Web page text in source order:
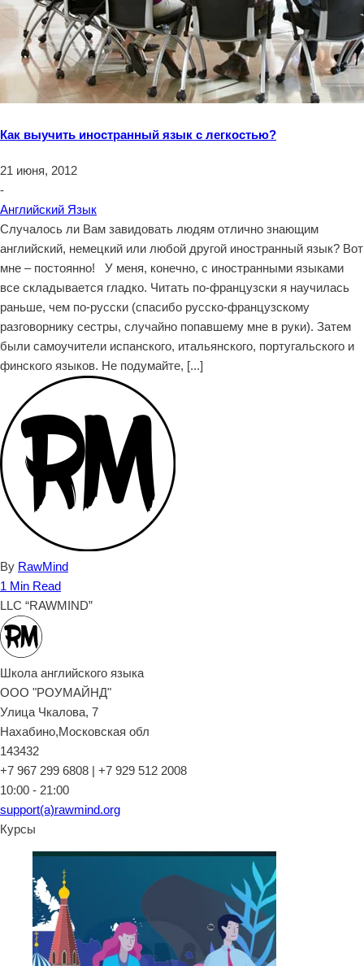
Как выучить иностранный язык с легкостью?
21 июня, 2012
-
Английский Язык
Случалось ли Вам завидовать людям отлично знающим
английский, немецкий или любой другой иностранный язык? Вот
мне – постоянно! У меня, конечно, с иностранными языками
все складывается гладко. Читать по-французски я научилась
раньше, чем по-русски (спасибо русско-французскому
разговорнику сестры, случайно попавшему мне в руки). Затем
были самоучители испанского, итальянского, португальского и
финского языков. Не подумайте, [...]
By RawMind
1 Min Read
LLC “RAWMIND”
Школа английского языка
ООО "РОУМАЙНД"
Улица Чкалова, 7
Нахабино,Московская обл
143432
+7 967 299 6808 | +7 929 512 2008
10:00 - 21:00
support(a)rawmind.org
Курсы